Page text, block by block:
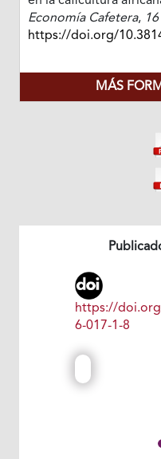
Economía Cafetera,
https://doi.org/
MÁS
https://
6-017-1-8